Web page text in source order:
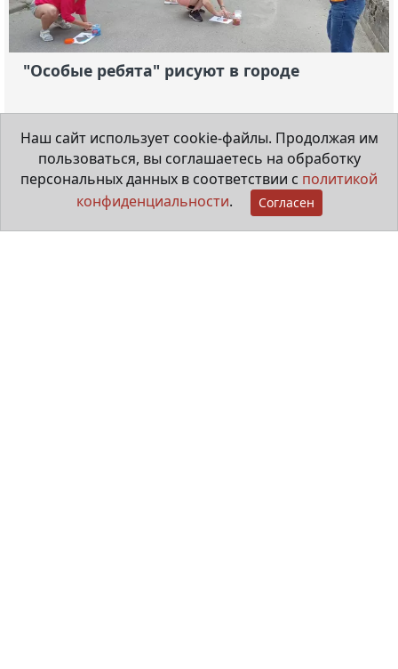
"Особые ребята" рисуют в городе
Видеорепортаж
Наш сайт использует cookie-файлы. Продолжая им
пользоваться, вы соглашаетесь на обработку
персональных данных в соответствии с политикой
конфиденциальности. Согласен